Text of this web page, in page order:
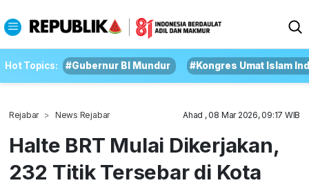
Hot Topics: #Gubernur BI Mundur #Kongres Umat Islam
Rejabar News Rejabar Ahad , 08 Mar 2026, 09:17 WIB
Halte BRT Mulai Dikerjakan,
232 Titik Tersebar di Kota